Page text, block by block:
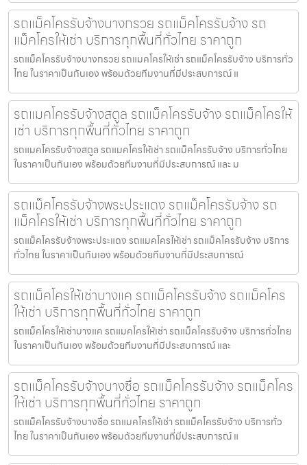
รถแม็คโครรับจ้างบางกรวย รถแม็คโครรับจ้าง รถ
แม็คโครให้เช่า บริการทุกพื้นที่ทั่วไทย ราคาถูก
รถแม็คโครรับจ้างบางกรวย รถแมคโครให้เช่า รถแม็คโครรับจ้าง บริการทั่ว
ไทย ในราคาเป็นกันเอง พร้อมด้วยทีมงานที่มีประสบการณ์ แ
รถแมคโครรับจ้างสตูล รถแม็คโครรับจ้าง รถแม็คโครให้
เช่า บริการทุกพื้นที่ทั่วไทย ราคาถูก
รถแมคโครรับจ้างสตูล รถแมคโครให้เช่า รถแม็คโครรับจ้าง บริการทั่วไทย
ในราคาเป็นกันเอง พร้อมด้วยทีมงานที่มีประสบการณ์ และ ม
รถแม็คโครรับจ้างพระประแดง รถแม็คโครรับจ้าง รถ
แม็คโครให้เช่า บริการทุกพื้นที่ทั่วไทย ราคาถูก
รถแม็คโครรับจ้างพระประแดง รถแมคโครให้เช่า รถแม็คโครรับจ้าง บริการ
ทั่วไทย ในราคาเป็นกันเอง พร้อมด้วยทีมงานที่มีประสบการณ์
รถแม็คโครให้เช่าบางแค รถแม็คโครรับจ้าง รถแม็คโคร
ให้เช่า บริการทุกพื้นที่ทั่วไทย ราคาถูก
รถแม็คโครให้เช่าบางแค รถแมคโครให้เช่า รถแม็คโครรับจ้าง บริการทั่วไทย
ในราคาเป็นกันเอง พร้อมด้วยทีมงานที่มีประสบการณ์ และ
รถแม็คโครรับจ้างบางซื่อ รถแม็คโครรับจ้าง รถแม็คโคร
ให้เช่า บริการทุกพื้นที่ทั่วไทย ราคาถูก
รถแม็คโครรับจ้างบางซื่อ รถแมคโครให้เช่า รถแม็คโครรับจ้าง บริการทั่ว
ไทย ในราคาเป็นกันเอง พร้อมด้วยทีมงานที่มีประสบการณ์ แ